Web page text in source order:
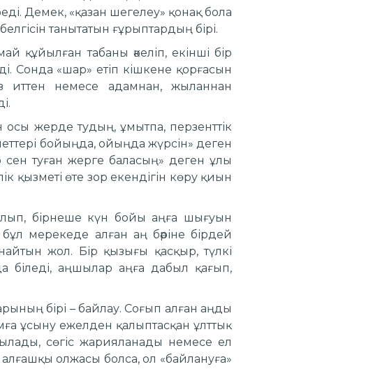
Демек, «қазан шегелеу» қонақ бола
танытатын ғұрыптардың бірі.
құйылған табаны әкеліп, екінші бір
Сонда «шар» етіп кішкене қорғасын
иттен немесе адамнан, жыланнан
осы жерде тудың, ұмытпа, перзенттік
бойыңда, ойыңда жүрсін» деген
сен туған жерге баласың» деген ұлы
қызметі өте зор екендігін көру қиын
бірнеше күн бойы аңға шығуын
мерекеде алған аң бәріне бірдей
жол. Бір қызығы қасқыр, түлкі
біледі, аңшылар аңға дабыл қағып,
бірі – байлау. Соғып алған аңды
ұсыну ежелден қалыптасқан ұлттық
сөгіс жарияланады немесе ел
олжасы болса, ол «байлануға»